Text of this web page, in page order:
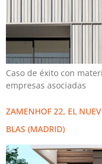
Caso de éxito con
empresas asociadas
ZAMENHOF 22, EL
BLAS (MADRID)